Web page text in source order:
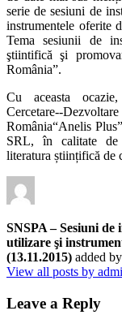
serie de sesiuni de
instrumentele oferite
Tema sesiunii de
ştiintifică şi
România”.
Cu aceasta
Cercetare-­
România“Anelis
SRL, în calitate de
literatura științifică de
SNSPA – Sesiuni
utilizare şi
(13.11.2015) added by
View all posts by
Leave a Reply